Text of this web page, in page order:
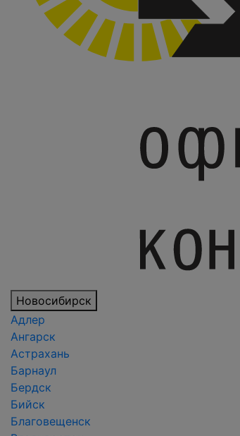
Новосибирск
Адлер
Ангарск
Астрахань
Барнаул
Бердск
Бийск
Благовещенск